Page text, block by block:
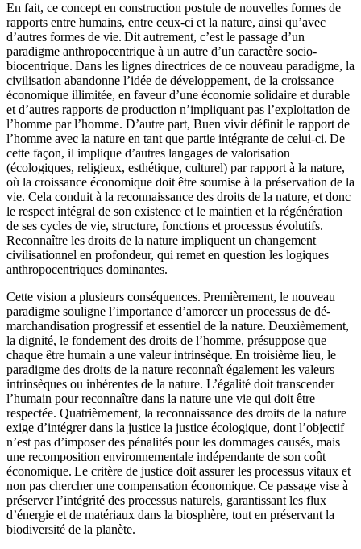
En fait, ce concept en construction postule de nouvelles formes de
rapports entre humains, entre ceux-ci et la nature, ainsi qu’avec
d’autres formes de vie. Dit autrement, c’est le passage d’un
paradigme anthropocentrique à un autre d’un caractère socio-
biocentrique. Dans les lignes directrices de ce nouveau paradigme, la
civilisation abandonne l’idée de développement, de la croissance
économique illimitée, en faveur d’une économie solidaire et durable
et d’autres rapports de production n’impliquant pas l’exploitation de
l’homme par l’homme. D’autre part, Buen vivir définit le rapport de
l’homme avec la nature en tant que partie intégrante de celui-ci. De
cette façon, il implique d’autres langages de valorisation
(écologiques, religieux, esthétique, culturel) par rapport à la nature,
où la croissance économique doit être soumise à la préservation de la
vie. Cela conduit à la reconnaissance des droits de la nature, et donc
le respect intégral de son existence et le maintien et la régénération
de ses cycles de vie, structure, fonctions et processus évolutifs.
Reconnaître les droits de la nature impliquent un changement
civilisationnel en profondeur, qui remet en question les logiques
anthropocentriques dominantes.
Cette vision a plusieurs conséquences. Premièrement, le nouveau
paradigme souligne l’importance d’amorcer un processus de dé-
marchandisation progressif et essentiel de la nature. Deuxièmement,
la dignité, le fondement des droits de l’homme, présuppose que
chaque être humain a une valeur intrinsèque. En troisième lieu, le
paradigme des droits de la nature reconnaît également les valeurs
intrinsèques ou inhérentes de la nature. L’égalité doit transcender
l’humain pour reconnaître dans la nature une vie qui doit être
respectée. Quatrièmement, la reconnaissance des droits de la nature
exige d’intégrer dans la justice la justice écologique, dont l’objectif
n’est pas d’imposer des pénalités pour les dommages causés, mais
une recomposition environnementale indépendante de son coût
économique. Le critère de justice doit assurer les processus vitaux et
non pas chercher une compensation économique. Ce passage vise à
préserver l’intégrité des processus naturels, garantissant les flux
d’énergie et de matériaux dans la biosphère, tout en préservant la
biodiversité de la planète.